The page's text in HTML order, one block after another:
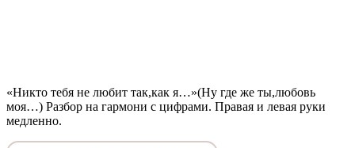
«Никто тебя не любит так,как я…»(Ну где же ты,любовь
моя…) Разбор на гармони с цифрами. Правая и левая руки
медленно.